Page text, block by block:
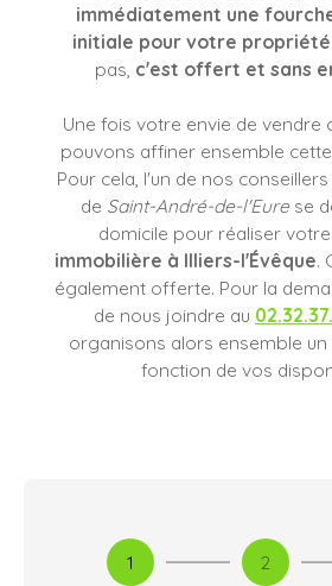
immédiatement une
initiale pour votre propriété
pas, c'est offert et sans
Une fois votre envie de vendre
pouvons affiner ensemble
Pour cela, l'un de nos
de Saint-André-de-l'Eurese
domicile pour réaliser votre
immobilière à Illiers-l'Évêque.
également offerte. Pour la
de nous joindre au
organisons alors ensemble
fonction de vos
1
2